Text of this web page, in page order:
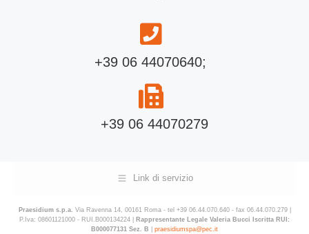
+39 06 44070640;
+39 06 44070279
Link di servizio
Praesidium s.p.a. Via Ravenna 14, 00161 Roma - tel +39 06.44.070.640 - fax 06.44.070.279 |
P.Iva: 08601121000 - RUI.B000134224 |
Rappresentante Legale Valeria Bucci Iscritta RUI:
B000077131 Sez. B
praesidiumspa@pec.it